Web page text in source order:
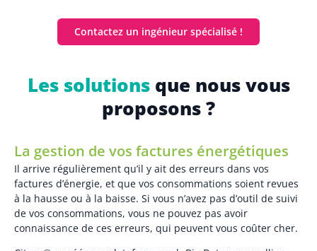
Contactez un ingénieur spécialisé !
Les solutionsque nous vous
proposons ?
La gestion de vos factures énergétiques
Il arrive régulièrement qu’il y ait des erreurs dans vos
factures d’énergie, et que vos consommations soient revues
à la hausse ou à la baisse. Si vous n’avez pas d’outil de suivi
de vos consommations, vous ne pouvez pas avoir
connaissance de ces erreurs, qui peuvent vous coûter cher.